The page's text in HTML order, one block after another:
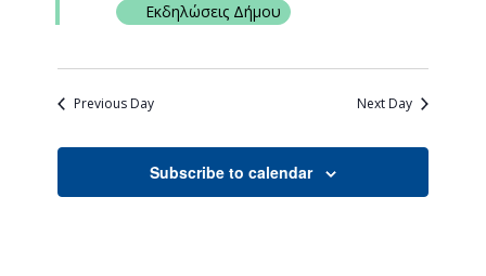
Εκδηλώσεις Δήμου
Previous Day Next Day
Subscribe to calendar